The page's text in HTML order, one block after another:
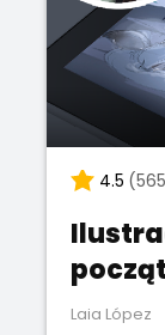
4.5
Laia López